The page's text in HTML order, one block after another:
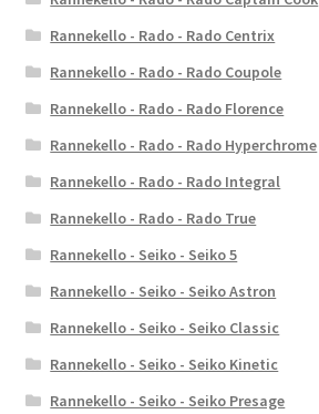
Rannekello - Rado - Rado Centrix
Rannekello - Rado - Rado Coupole
Rannekello - Rado - Rado Florence
Rannekello - Rado - Rado Hyperchrome
Rannekello - Rado - Rado Integral
Rannekello - Rado - Rado True
Rannekello - Seiko - Seiko 5
Rannekello - Seiko - Seiko Astron
Rannekello - Seiko - Seiko Classic
Rannekello - Seiko - Seiko Kinetic
Rannekello - Seiko - Seiko Presage